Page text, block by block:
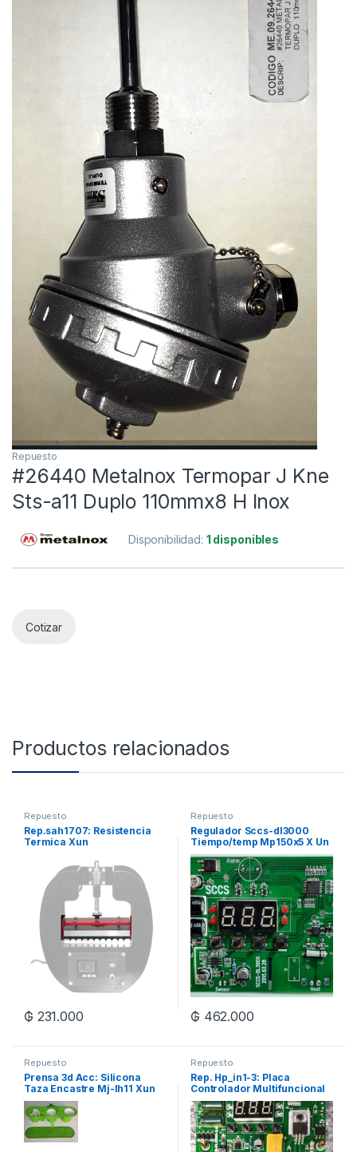
Repuesto
#26440 Metalnox Termopar J Kne
Sts-a11 Duplo 110mmx8 H Inox
Disponibilidad: 1 disponibles
Cotizar
Productos relacionados
Repuesto
Rep.sah1707: Resistencia
Termica Xun
₲ 231.000
Repuesto
Regulador Sccs-dl3000
Tiempo/temp Mp150x5 X Un
₲ 462.000
Repuesto
Prensa 3d Acc: Silicona
Taza Encastre Mj-lh11 Xun
Repuesto
Rep. Hp_in1-3: Placa
Controlador Multifuncional
Xun